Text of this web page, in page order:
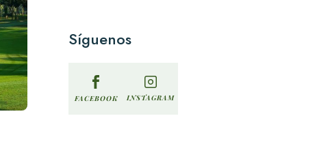
Síguenos
FACEBOOK INSTAGRAM